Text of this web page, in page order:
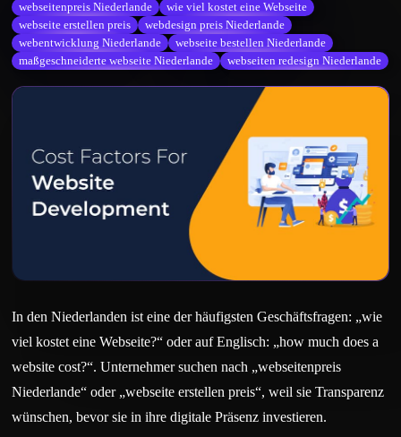
webseitenpreis Niederlande
wie viel kostet eine Webseite
webseite erstellen preis
webdesign preis Niederlande
webentwicklung Niederlande
webseite bestellen Niederlande
maßgeschneiderte webseite Niederlande
webseiten redesign Niederlande
In den Niederlanden ist eine der häufigsten Geschäftsfragen: „wie
viel kostet eine Webseite?“ oder auf Englisch: „how much does a
website cost?“. Unternehmer suchen nach „webseitenpreis
Niederlande“ oder „webseite erstellen preis“, weil sie Transparenz
wünschen, bevor sie in ihre digitale Präsenz investieren.